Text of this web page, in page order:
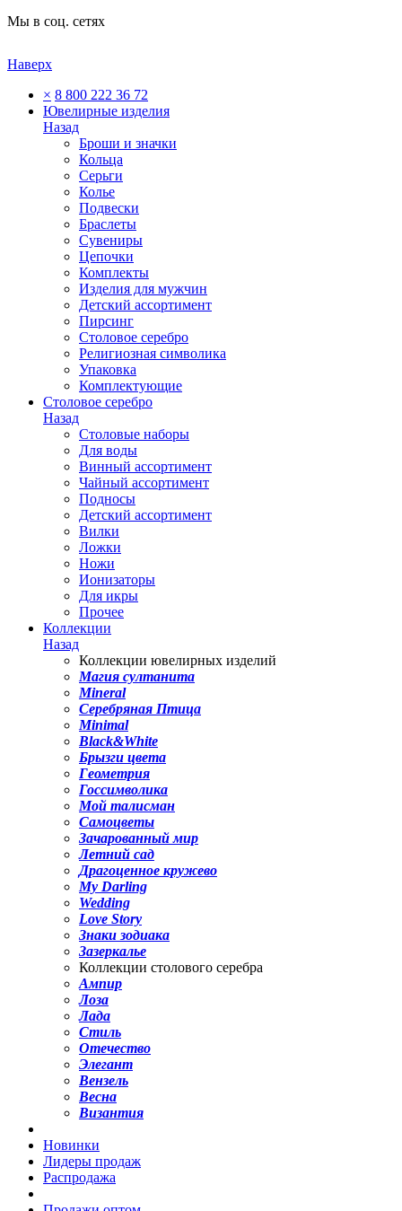
Мы в соц. сетях
Наверх
× 8 800 222 36 72
Ювелирные изделия
Назад
Броши и значки
Кольца
Серьги
Колье
Подвески
Браслеты
Сувениры
Цепочки
Комплекты
Изделия для мужчин
Детский ассортимент
Пирсинг
Столовое серебро
Религиозная символика
Упаковка
Комплектующие
Столовое серебро
Назад
Столовые наборы
Для воды
Винный ассортимент
Чайный ассортимент
Подносы
Детский ассортимент
Вилки
Ложки
Ножи
Ионизаторы
Для икры
Прочее
Коллекции
Назад
Коллекции ювелирных изделий
Магия султанита
Mineral
Серебряная Птица
Minimal
Black&White
Брызги цвета
Геометрия
Госсимволика
Мой талисман
Самоцветы
Зачарованный мир
Летний сад
Драгоценное кружево
My Darling
Wedding
Love Story
Знаки зодиака
Зазеркалье
Коллекции столового серебра
Ампир
Лоза
Лада
Стиль
Отечество
Элегант
Вензель
Весна
Византия
Новинки
Лидеры продаж
Распродажа